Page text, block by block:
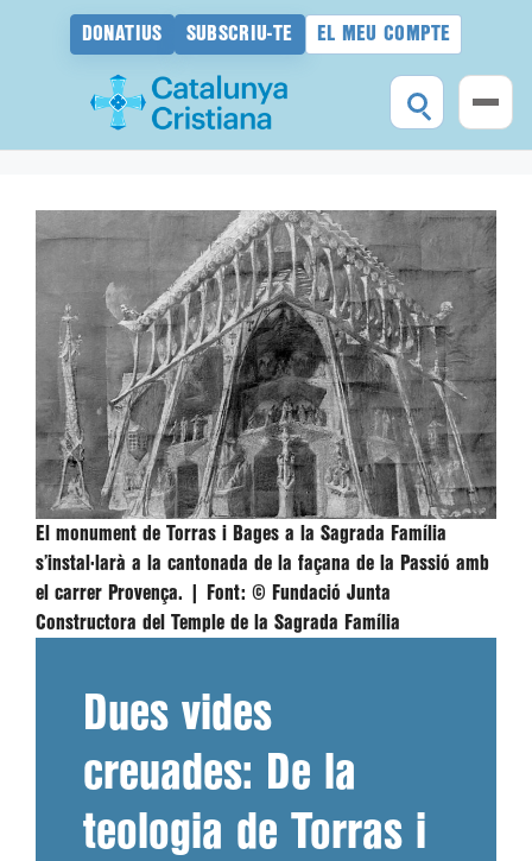
DONATIUS SUBSCRIU-TE EL MEU COMPTE
El monument de Torras i Bages a la Sagrada Família
s’instal·larà a la cantonada de la façana de la Passió amb
el carrer Provença. |
Font: © Fundació Junta
Constructora del Temple de la Sagrada Família
Dues vides
creuades: De la
teologia de Torras i